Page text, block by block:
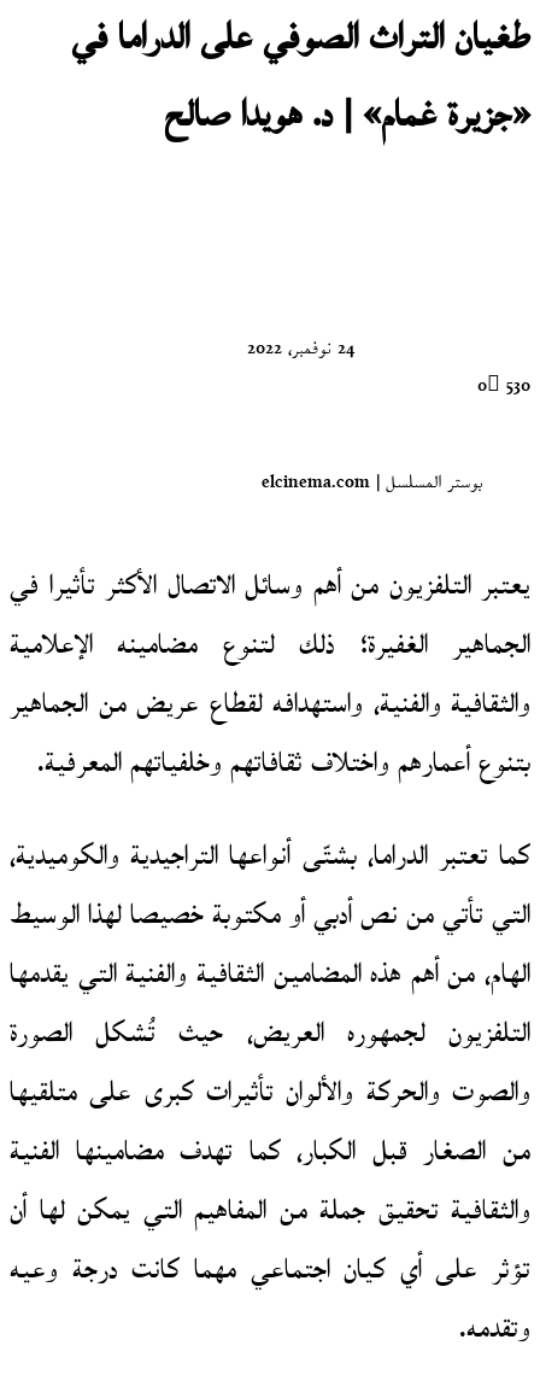
طغيان التراث الصوفي على الدراما في
«جزيرة غمام» | د. هويدا صالح
24 نوفمبر، 2022
0 530
بوستر المسلسل | elcinema.com
يعتبر التلفزيون من أهم وسائل الاتصال الأكثر تأثيرا في
الجماهير الغفيرة؛ ذلك لتنوع مضامينه الإعلامية
والثقافية والفنية، واستهدافه لقطاع عريض من الجماهير
بتنوع أعمارهم واختلاف ثقافاتهم وخلفياتهم المعرفية.
كما تعتبر الدراما، بشتّى أنواعها التراجيدية والكوميدية،
التي تأتي من نص أدبي أو مكتوبة خصيصا لهذا الوسيط
الهام، من أهم هذه المضامين الثقافية والفنية التي يقدمها
التلفزيون لجمهوره العريض، حيث تُشكل الصورة
والصوت والحركة والألوان تأثيرات كبرى على متلقيها
من الصغار قبل الكبار، كما تهدف مضامينها الفنية
والثقافية تحقيق جملة من المفاهيم التي يمكن لها أن
تؤثر على أي كيان اجتماعي مهما كانت درجة وعيه
وتقدمه.